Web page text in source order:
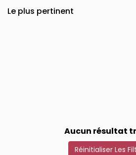
Aucun résultat
Réinitialiser Les